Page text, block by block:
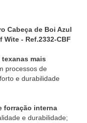
Cabeça de Boi Azul
- Ref.2332-CBF
mais
processos de
e durabilidade
forração interna
e durabilidade;